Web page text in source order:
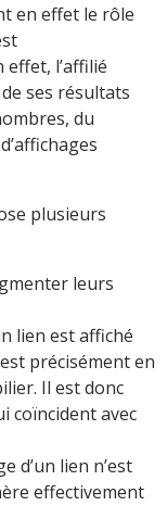
en effet le rôle
effet, l’affilié
ses résultats
du
plusieurs
leurs
lien est affiché
précisément en
Il est donc
coïncident avec
d’un lien n’est
effectivement